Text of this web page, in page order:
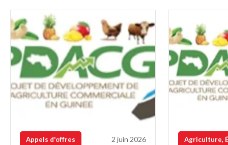
Appels d'offres 2 juin 2026
Agriculture,